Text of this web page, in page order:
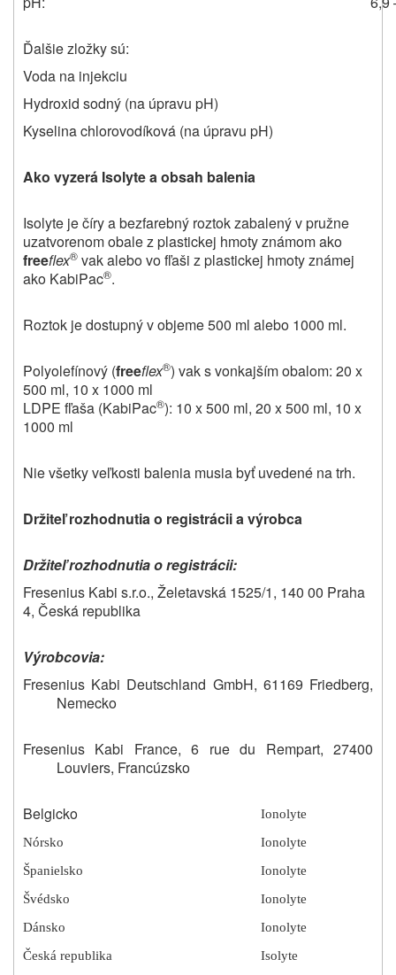
Ďalšie zložky sú:
Voda na injekciu
Hydroxid sodný (na úpravu pH)
Kyselina chlorovodíková (na úpravu pH)
Ako vyzerá Isolyte a obsah balenia
Isolyte je číry a bezfarebný roztok zabalený v pružne
uzatvorenom obale z plastickej hmoty známom ako
freeflex® vak alebo vo fľaši z plastickej hmoty známej
ako KabiPac®.
Roztok je dostupný v objeme 500 ml alebo 1000 ml.
Polyolefínový (freeflex®) vak s vonkajším obalom: 20 x
500 ml, 10 x 1000 ml
LDPE fľaša (KabiPac®): 10 x 500 ml, 20 x 500 ml, 10 x
1000 ml
Nie všetky veľkosti balenia musia byť uvedené na trh.
Držiteľ rozhodnutia o registrácii a výrobca
Držiteľ rozhodnutia o registrácii:
Fresenius Kabi s.r.o., Želetavská 1525/1, 140 00 Praha
4, Česká republika
Výrobcovia:
Fresenius Kabi Deutschland GmbH, 61169 Friedberg,
Nemecko
Fresenius Kabi France, 6 rue du Rempart, 27400
Louviers, Francúzsko
Belgicko
Ionolyte
Nórsko
Ionolyte
Španielsko
Ionolyte
Švédsko
Ionolyte
Dánsko
Ionolyte
Česká republika
Isolyte